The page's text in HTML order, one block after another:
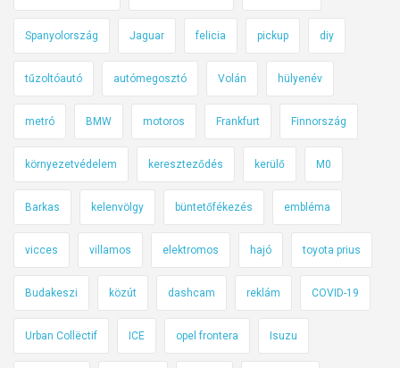
A
t
r
a
o
r
a
Spanyolország Jaguar felicia pickup diy
tűzoltóautó autómegosztó Volán hülyenév
metró BMW motoros Frankfurt Finnország
környezetvédelem kereszteződés kerülő M0
Barkas kelenvölgy büntetőfékezés embléma
vicces villamos elektromos hajó toyota prius
Budakeszi közút dashcam reklám COVID-19
Urban Collëctif ICE opel frontera Isuzu